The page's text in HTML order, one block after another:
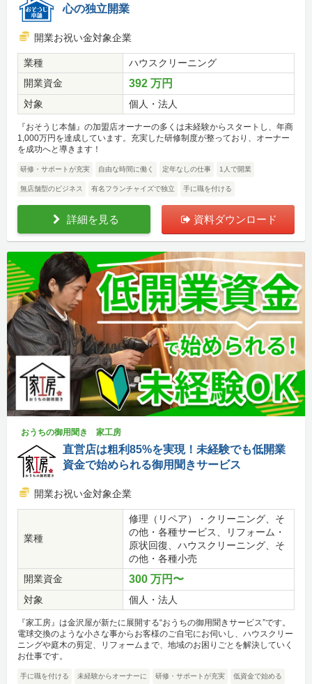
心の独立開業
開業お祝い金対象企業
業種
ハウスクリーニング
開業資金
392 万円
対象 個人・法人
『おそうじ本舗』の加盟店オーナーの多くは未経験からスタートし、年商
1,000万円を達成しています。充実した研修制度が整っており、オーナー
を成功へと導きます！
研修・サポートが充実 自由な時間に働く 定年なしの仕事 1人で開業
無店舗型のビジネス 有名フランチャイズで独立 手に職を付ける
詳細を見る 資料ダウンロード
おうちの御用聞き 家工房
直営店は粗利85%を実現！未経験でも低開業
資金で始められる御用聞きサービス
開業お祝い金対象企業
業種
修理（リペア）・クリーニング、そ
の他・各種サービス、リフォーム・
原状回復、ハウスクリーニング、そ
の他・各種小売
開業資金
300 万円〜
対象 個人・法人
『家工房』は金沢屋が新たに展開する“おうちの御用聞きサービス”です。
電球交換のような小さな事からお客様のご自宅にお伺いし、ハウスクリー
ニングや庭木の剪定、リフォームまで、地域のお困りごとを解決していく
お仕事です。
手に職を付ける 未経験からオーナーに 研修・サポートが充実 低資金で始める